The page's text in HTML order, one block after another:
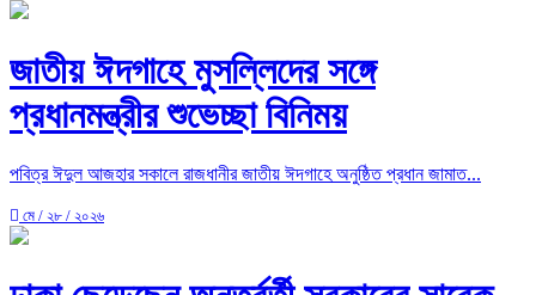
জাতীয় ঈদগাহে মুসল্লিদের সঙ্গে
প্রধানমন্ত্রীর শুভেচ্ছা বিনিময়
পবিত্র ঈদুল আজহার সকালে রাজধানীর জাতীয় ঈদগাহে অনুষ্ঠিত প্রধান জামাত...
মে / ২৮ / ২০২৬